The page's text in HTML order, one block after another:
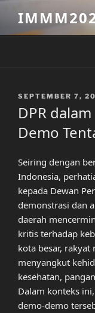
content
POSTED
SEPTEMBER 7,
DPR
Demo
Seiring dengan
Indonesia,
kepada Dewan
demonstrasi dan
daerah
kritis terhadap
kota besar,
menyangkut
kesehatan,
Dalam konteks
demo-demo